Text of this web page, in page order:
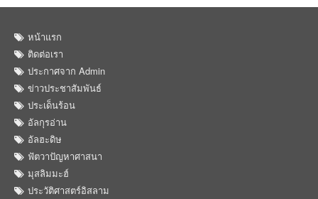
หน้าแรก
ติดต่อเรา
ประกาศจาก Admin
ข่าวประชาสัมพันธ์
ประเด็นร้อน
อัลกุรอ่าน
อัลฮะดิษ
ฟัตวาปัญหาศาสนา
มุสลิมมะฮ์
ประวัติศาสตร์อิสลาม